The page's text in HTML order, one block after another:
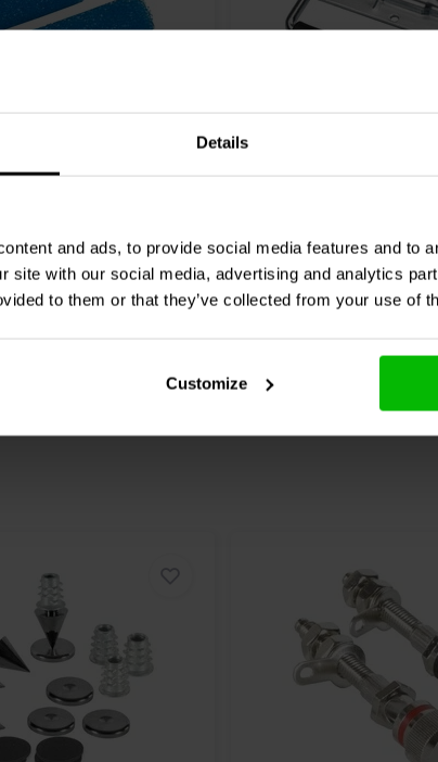
Details
and ads, to provide social media features and to
site with our social media, advertising and analytics
to them or that they’ve collected from your use of
Customize
roller 2 Pack
10+ Disponibile
MonacorMZF-1012
0
Confronta